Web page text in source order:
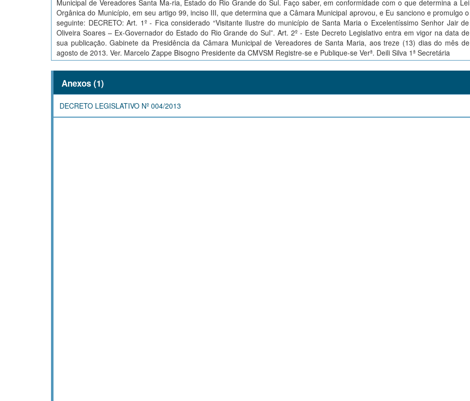
Municipal de Vereadores Santa Ma-ria, Estado do Rio Grande do Sul. Faço saber, em conformidade com o que determina a Lei
Orgânica do Município, em seu artigo 99, inciso III, que determina que a Câmara Municipal aprovou, e Eu sanciono e promulgo o
seguinte: DECRETO: Art. 1º - Fica considerado “Visitante Ilustre do município de Santa Maria o Excelentíssimo Senhor Jair de
Oliveira Soares – Ex-Governador do Estado do Rio Grande do Sul”. Art. 2º - Este Decreto Legislativo entra em vigor na data de
sua publicação. Gabinete da Presidência da Câmara Municipal de Vereadores de Santa Maria, aos treze (13) dias do mês de
agosto de 2013. Ver. Marcelo Zappe Bisogno Presidente da CMVSM Registre-se e Publique-se Verª. Deili Silva 1ª Secretária
Anexos (1)
DECRETO LEGISLATIVO Nº 004/2013